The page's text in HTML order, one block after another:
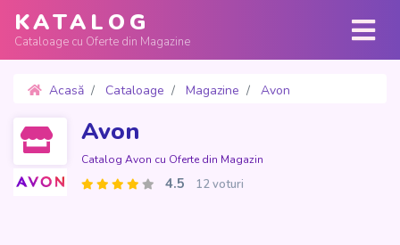
KATALOG
Cataloage cu Oferte din Magazine
Acasă Cataloage Magazine
Avon
Avon
Catalog Avon cu Oferte din Magazin
4.5 12 voturi